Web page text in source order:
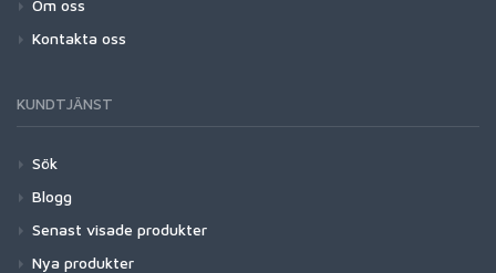
Om oss
Kontakta oss
KUNDTJÄNST
Sök
Blogg
Senast visade produkter
Nya produkter